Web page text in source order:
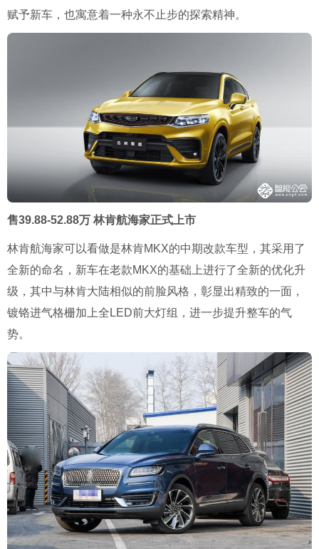
赋予新车，也寓意着一种永不止步的探索精神。
售39.88-52.88万 林肯航海家正式上市
林肯航海家可以看做是林肯MKX的中期改款车型，其采用了
全新的命名，新车在老款MKX的基础上进行了全新的优化升
级，其中与林肯大陆相似的前脸风格，彰显出精致的一面，
镀铬进气格栅加上全LED前大灯组，进一步提升整车的气
势。